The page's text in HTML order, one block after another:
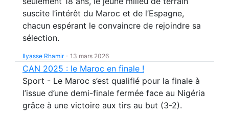
suscite l’intérêt du Maroc et de l’Espagne,
chacun espérant le convaincre de rejoindre sa
sélection.
Ilyasse Rhamir- 13 mars 2026
CAN 2025 : le Maroc en finale !
Sport - Le Maroc s’est qualifié pour la finale à
l’issue d’une demi-finale fermée face au Nigéria
grâce à une victoire aux tirs au but (3-2).